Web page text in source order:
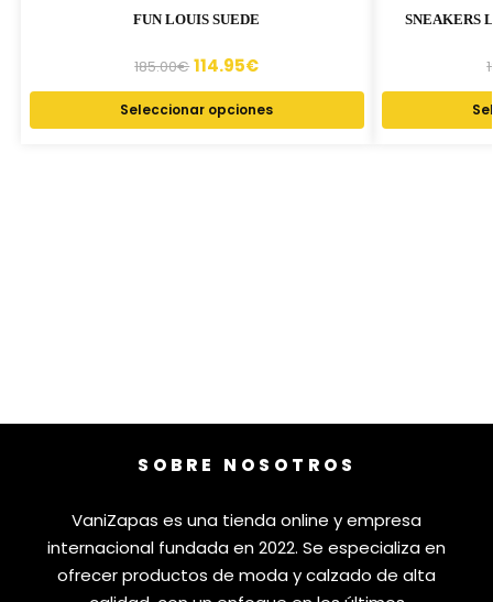
FUN LOUIS SUEDE
185.00€ 114.95€
Seleccionar opciones
SNEAKERS
SOBRE NOSOTROS
VaniZapas es una tienda online y empresa
internacional fundada en 2022. Se especializa en
ofrecer productos de moda y calzado de alta